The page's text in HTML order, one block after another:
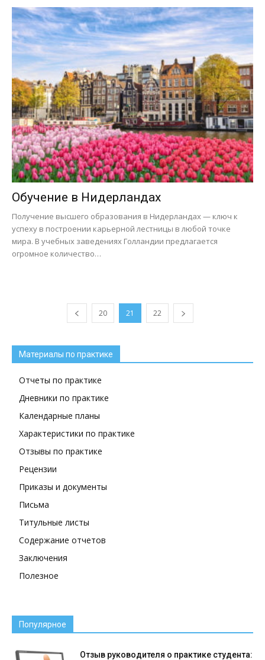
Обучение в Нидерландах
Получение высшего образования в Нидерландах — ключ к
успеху в построении карьерной лестницы в любой точке
мира. В учебных заведениях Голландии предлагается
огромное количество…
20 21 22
Материалы по практике
Отчеты по практике
Дневники по практике
Календарные планы
Характеристики по практике
Отзывы по практике
Рецензии
Приказы и документы
Письма
Титульные листы
Содержание отчетов
Заключения
Полезное
Популярное
Отзыв руководителя о практике студента: